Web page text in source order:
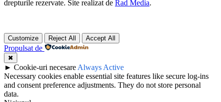
drepturile rezervate. Site realizat de Rad Media.
Customize Reject All Accept All
Propulsat de
✖
► Cookie-uri necesare Always Active
Necessary cookies enable essential site features like secure log-ins
and consent preference adjustments. They do not store personal
data.